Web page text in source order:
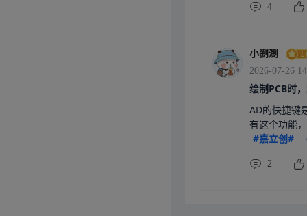
4
小劉瀏
2026-07-26
AD的快捷键
有这个功能
#嘉立创#
2